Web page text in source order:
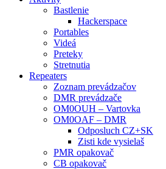
Bastlenie
Hackerspace
Portables
Videá
Preteky
Stretnutia
Repeaters
Zoznam prevádzačov
DMR prevádzače
OM0OUH – Vartovka
OM0OAF – DMR
Odposluch CZ+SK
Zisti kde vysielaš
PMR opakovač
CB opakovač